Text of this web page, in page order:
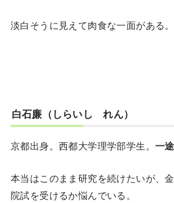
淡白そうに見えて肉食な一面がある。
白石廉（しらいし れん）
京都出身。西都大学理学部学生。一
本当はこのまま研究を続けたいが、
院試を受けるか悩んでいる。